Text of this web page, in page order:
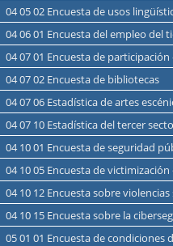
04 05 02 Encuesta de usos
04 06 01 Encuesta del empleo del
04 07 01 Encuesta de
04 07 02 Encuesta de bibliotecas
04 07 06 Estadística de artes
04 07 10 Estadística del tercer
04 10 01 Encuesta de seguridad
04 10 05 Encuesta de
04 10 12 Encuesta sobre
04 10 15 Encuesta sobre la
05 01 01 Encuesta de condiciones